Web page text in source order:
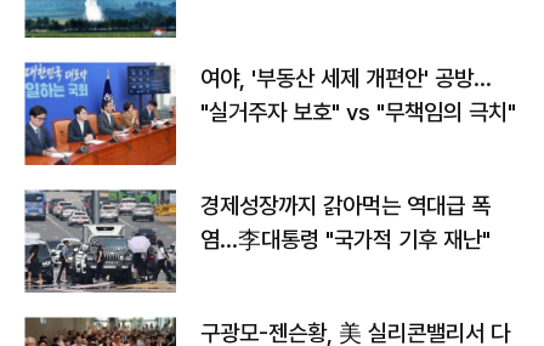
여야, '부동산 세제 개편안' 공방…
"실거주자 보호" vs "무책임의 극치"
경제성장까지 갉아먹는 역대급 폭
염…李대통령 "국가적 기후 재난"
구광모-젠슨황, 美 실리콘밸리서 다